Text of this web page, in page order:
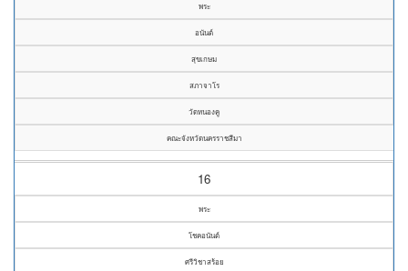
พระ
อนันต์
สุขเกษม
สภาจาโร
วัดหนองคู
คณะจังหวัดนครราชสีมา
16
พระ
โชคอนันต์
ศรีวิชาสร้อย